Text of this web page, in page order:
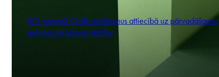
SCL precizē CMR noteikumus attiecībā uz pārvadāšanas
procesu un kravas vērtību